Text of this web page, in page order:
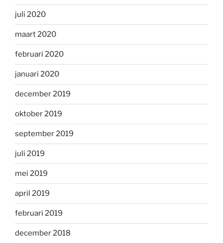
juli 2020
maart 2020
februari 2020
januari 2020
december 2019
oktober 2019
september 2019
juli 2019
mei 2019
april 2019
februari 2019
december 2018